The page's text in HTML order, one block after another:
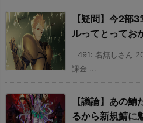
【疑問】今2部
ルってとってお
491: 名無しさん
課金 ...
【議論】あの
るから新規鯖に